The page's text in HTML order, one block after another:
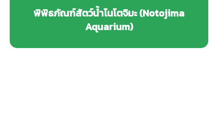
พิพิธภัณฑ์สัตว์น้ำโนโตจิมะ (Notojima
Aquarium)